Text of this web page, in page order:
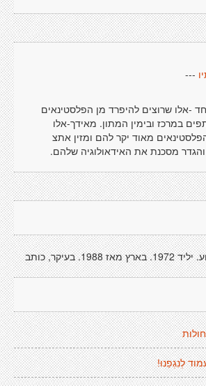
---
-אלו שרוצים להיפרד מן הפלסטינאים
במרכז ובימין המתון. מאידך-אלו
מאוד יקר להם ומזין אתצ
מסכנת את האידאולוגיה שלהם.
משורר ופעיל ציבור ידוע. יליד 1972. בארץ מאז 1988. בעיקר, כותב
לְנִגְפֵנוּ!